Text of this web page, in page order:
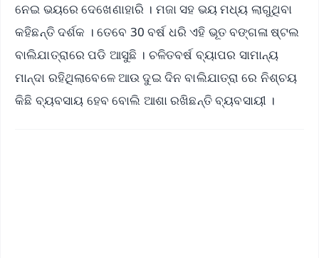
ନେଇ ଭୟରେ ଦେଖେଣାହାରି । ମଜା ସହ ଭୟ ମଧ୍ୟ ଲାଗୁଥିବା
କହିଛନ୍ତି ଦର୍ଶକ । ତେବେ 30 ବର୍ଷ ଧରି ଏହି ଭୂତ ବଙ୍ଗଳା ଷ୍ଟଲ
ବାଲିଯାତ୍ରାରେ ପଡି ଆସୁଛି । ଚଳିତବର୍ଷ ବ୍ୟାପର ସାମାନ୍ୟ
ମାନ୍ଦା ରହିଥିଲାବେଳେ ଆଉ ଦୁଇ ଦିନ ବାଲିଯାତ୍ରା ରେ ନିଶ୍ଚୟ
କିଛି ବ୍ୟବସାୟ ହେବ ବୋଲି ଆଶା ରଖିଛନ୍ତି ବ୍ୟବସାୟୀ ।